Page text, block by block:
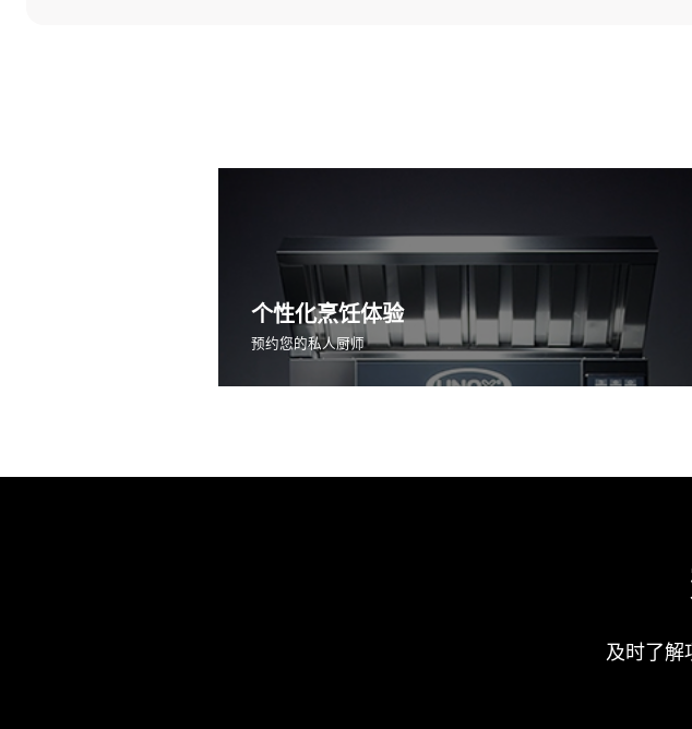
个性化烹饪体验
预约您的私人厨师
及时了解